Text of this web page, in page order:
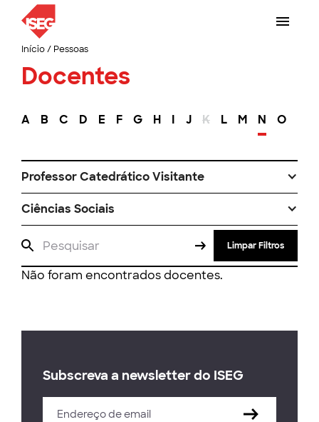
Início/ Pessoas
Docentes
A B C D E F G H I J K L M N O
Professor Catedrático Visitante
Ciências Sociais
Limpar Filtros
Não foram encontrados docentes.
Subscreva a newsletter do ISEG